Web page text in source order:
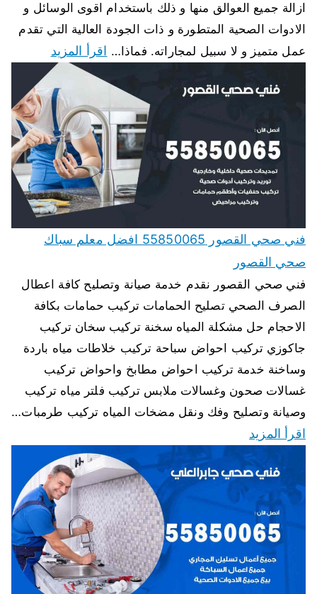
ازالة جميع العوالق منها و ذلك باستخدام اقوى الوسائل و
الادوات الصحية المتطورة و ذات الجودة العالية التي تقدم
عمل متميز و لا سبيل لمجاراته. فماذا… اقرأ المزيد
فني صحي القصور 55850065 افضل معلم سباك
صحي القصور
فني صحي القصور نقدم خدمة صيانة وتصليح كافة اعطال
الصرف الصحي تصليح الحمامات تركيب حمامات بكافة
الاحجام حل مشكلة المياه سخنة تركيب سخان تركيب
جاكوزي تركيب احواض سباحة تركيب خلاطات مياه باردة
وساخنة خدمة تركيب احواض مطابخ واحواض تركيب
غسالات صحون وغسالات ملابس تركيب فلتر مياه تركيب
وصيانة وتصليح وفك ونقل مضخات المياه تركيب طرمبات…
اقرأ المزيد